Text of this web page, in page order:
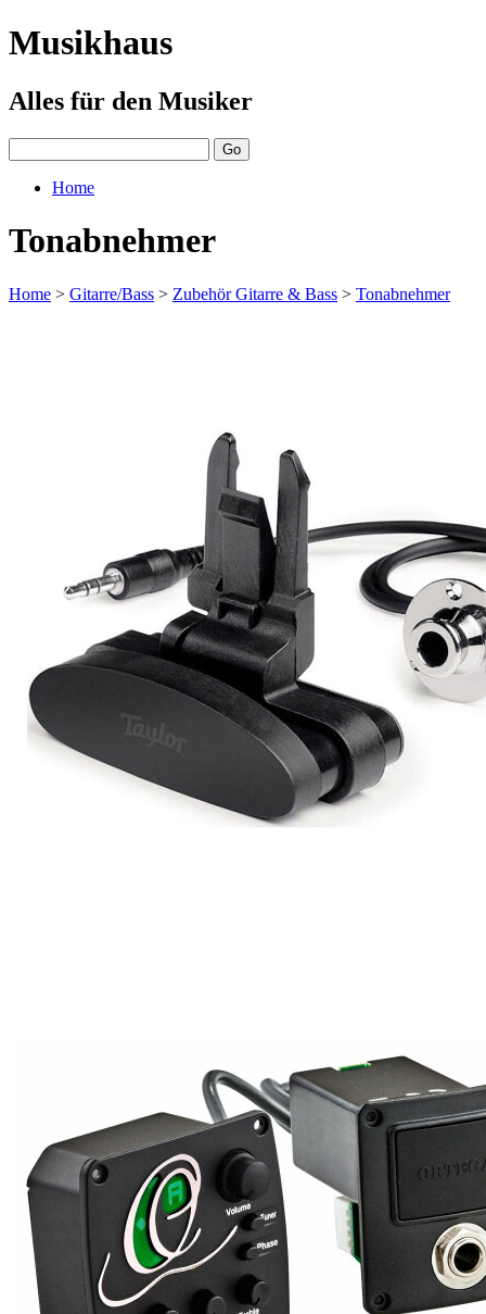
Musikhaus
Alles für den Musiker
Home
Tonabnehmer
Home > Gitarre/Bass > Zubehör Gitarre & Bass > Tonabnehmer